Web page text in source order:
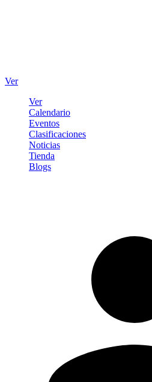
Ver
Ver
Calendario
Eventos
Clasificaciones
Noticias
Tienda
Blogs